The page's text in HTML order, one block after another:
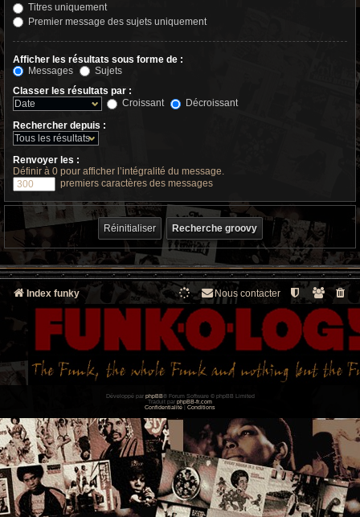
Titres uniquement
Premier message des sujets uniquement
Afficher les résultats sous forme de :
Messages
Sujets
Classer les résultats par :
Croissant
Décroissant
Rechercher depuis :
Renvoyer les :
Définir à 0 pour afficher l’intégralité du message.
premiers caractères des messages
Index funky Nous contacter
Développé par phpBB® Forum Software © phpBB Limited
Traduit par phpBB-fr.com
Confidentialité | Conditions